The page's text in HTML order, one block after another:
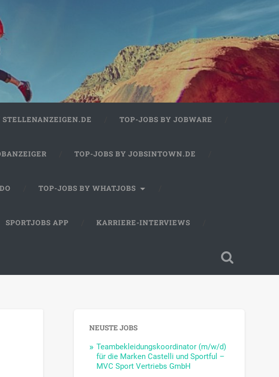
STELLENANZEIGEN.DE TOP-JOBS BY JOBWARE
TOP-JOBS BY JOBSINTOWN.DE
TOP-JOBS BY WHATJOBS
SPORTJOBS APP KARRIERE-INTERVIEWS
NEUSTE JOBS
Teambekleidungskoordinator (m/w/d)
für die Marken Castelli und Sportful –
MVC Sport Vertriebs GmbH